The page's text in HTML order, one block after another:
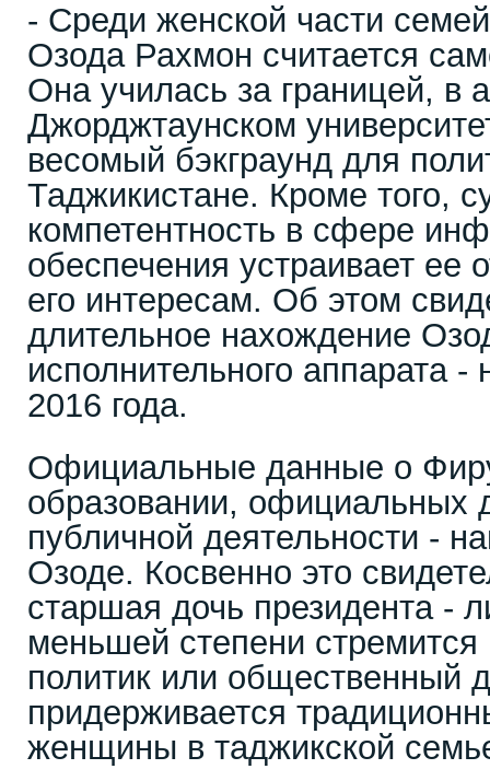
- Среди женской части
Озода Рахмон считается
Она училась за границей, в
Джорджтаунском
весомый бэкграунд для
Таджикистане. Кроме того,
компетентность в сфере
обеспечения устраивает ее
его интересам. Об этом
длительное нахождение
исполнительного аппарата -
2016 года.
Официальные данные о
образовании, официальных
публичной деятельности -
Озоде. Косвенно это
старшая дочь президента -
меньшей степени стремится
политик или общественный
придерживается
женщины в таджикской